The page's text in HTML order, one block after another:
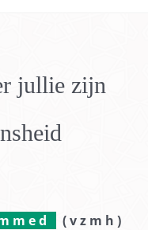
jullie zijn
(vzmh)